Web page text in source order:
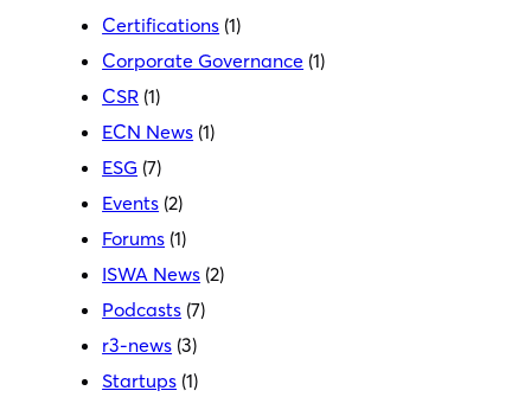
Certifications (1)
Corporate Governance (1)
CSR (1)
ECN News (1)
ESG (7)
Events (2)
Forums (1)
ISWA News (2)
Podcasts (7)
r3-news (3)
Startups (1)